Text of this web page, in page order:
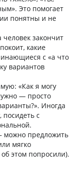
Это помогает
понятны и не
закончит
какие
с «а что
вариантов
«Как я могу
— просто
Иногда
с
можно предложить
мягко
этом попросили).